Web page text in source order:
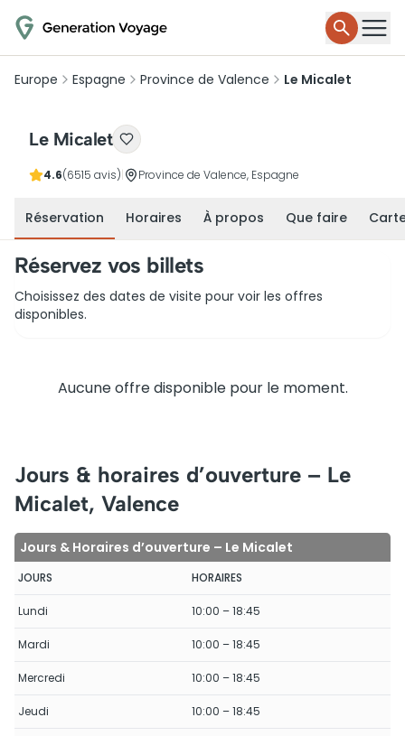
Europe Espagne Province de Valence Le Micalet
Le Micalet
4.6(6515 avis) Province de Valence, Espagne
Réservation Horaires À propos Que faire
Réservez vos billets
Choisissez des dates de visite pour voir les offres
disponibles.
Aucune offre disponible pour le moment.
Jours & horaires d’ouverture – Le
Micalet, Valence
Jours & Horaires d’ouverture – Le Micalet
JOURS HORAIRES
Lundi 10:00 – 18:45
Mardi 10:00 – 18:45
Mercredi 10:00 – 18:45
Jeudi 10:00 – 18:45